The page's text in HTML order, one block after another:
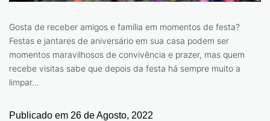
Gosta de receber amigos e família em momentos de festa?
Festas e jantares de aniversário em sua casa podem ser
momentos maravilhosos de convivência e prazer, mas quem
recebe visitas sabe que depois da festa há sempre muito a
limpar…
Publicado em 26 de Agosto, 2022